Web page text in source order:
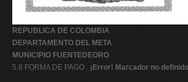
REPUBLICA DE COLOMBIA
DEPARTAMENTO DEL META
MUNICIPIO FUENTEDEORO
5.6 FORMA DE PAGO . ¡Error! Marcador no